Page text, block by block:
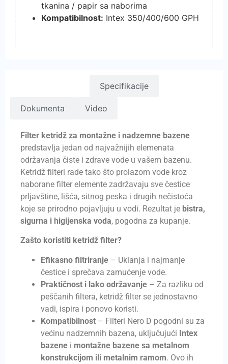
tkanina / papir sa naborima
Kompatibilnost: Intex 350/400/600 GPH
Specifikacije
Dokumenta Video
Filter ketridž za montažne i nadzemne bazene
predstavlja jedan od najvažnijih elemenata
održavanja čiste i zdrave vode u vašem bazenu.
Ketridž filteri rade tako što prolazom vode kroz
naborane filter elemente zadržavaju sve čestice
prljavštine, lišća, sitnog peska i drugih nečistoća
koje se prirodno pojavljuju u vodi. Rezultat je bistra,
sigurna i higijenska voda, pogodna za kupanje.
Zašto koristiti ketridž filter?
Efikasno filtriranje – Uklanja i najmanje
čestice i sprečava zamućenje vode.
Praktičnost i lako održavanje – Za razliku od
peščanih filtera, ketridž filter se jednostavno
vadi, ispira i ponovo koristi.
Kompatibilnost – Filteri Nero D pogodni su za
većinu nadzemnih bazena, uključujući Intex
bazene i montažne bazene sa metalnom
konstrukcijom ili metalnim ramom. Ovo ih